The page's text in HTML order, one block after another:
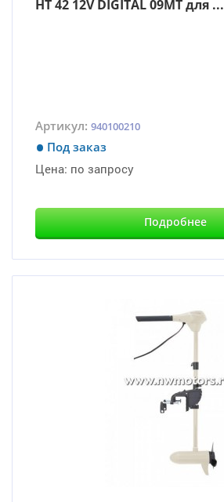
HT 42 12V DIGITAL 09MT для ...
Артикул: 940100210
Под заказ
Цена: по запросу
Подробнее